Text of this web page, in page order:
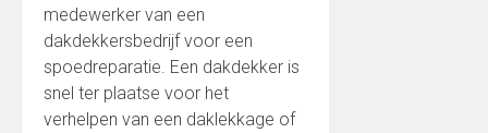
medewerker van een
dakdekkersbedrijf voor een
spoedreparatie. Een dakdekker is
snel ter plaatse voor het
verhelpen van een daklekkage of